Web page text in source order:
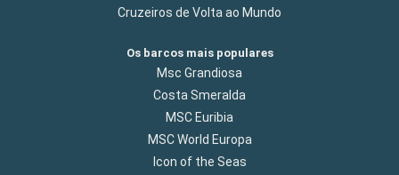
Cruzeiros de Volta ao Mundo
Os barcos mais populares
Msc Grandiosa
Costa Smeralda
MSC Euribia
MSC World Europa
Icon of the Seas